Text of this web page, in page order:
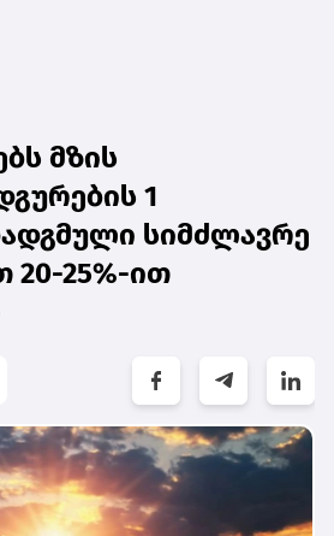
მზის
1
სიმძლავრე
25%-ით